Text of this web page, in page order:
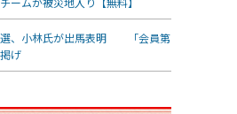
選、小林氏が出馬表明 「会員第
げ